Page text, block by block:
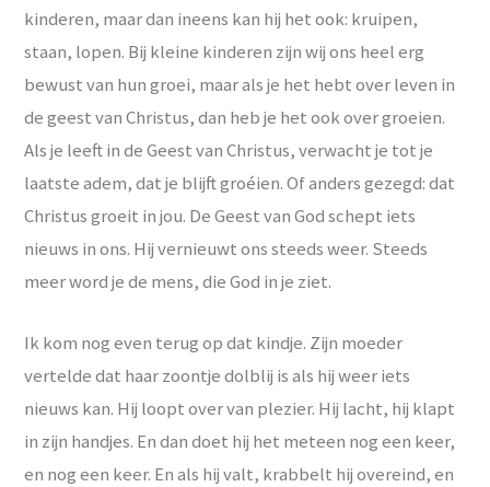
kinderen, maar dan ineens kan hij het ook: kruipen,
staan, lopen. Bij kleine kinderen zijn wij ons heel erg
bewust van hun groei, maar als je het hebt over leven in
de geest van Christus, dan heb je het ook over groeien.
Als je leeft in de Geest van Christus, verwacht je tot je
laatste adem, dat je blijft groéien. Of anders gezegd: dat
Christus groeit in jou. De Geest van God schept iets
nieuws in ons. Hij vernieuwt ons steeds weer. Steeds
meer word je de mens, die God in je ziet.
Ik kom nog even terug op dat kindje. Zijn moeder
vertelde dat haar zoontje dolblij is als hij weer iets
nieuws kan. Hij loopt over van plezier. Hij lacht, hij klapt
in zijn handjes. En dan doet hij het meteen nog een keer,
en nog een keer. En als hij valt, krabbelt hij overeind, en